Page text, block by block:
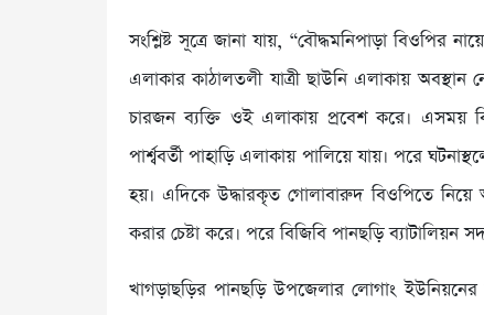
সংশ্লিষ্ট সূত্রে জানা যায়, “বৌদ্ধমনিপাড়া
এলাকার কাঠালতলী যাত্রী ছাউনি এলাকায়
চারজন ব্যক্তি ওই এলাকায় প্রবেশ করে। এসময়
পার্শ্ববর্তী পাহাড়ি এলাকায় পালিয়ে যায়। পরে
হয়। এদিকে উদ্ধারকৃত গোলাবারুদ বিওপিতে নিয়ে
করার চেষ্টা করে। পরে বিজিবি পানছড়ি
খাগড়াছড়ির পানছড়ি উপজেলার লোগাং